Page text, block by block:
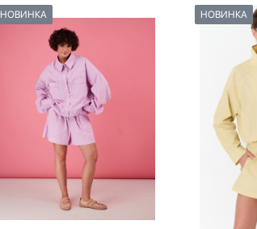
НОВИНКА НОВИНКА